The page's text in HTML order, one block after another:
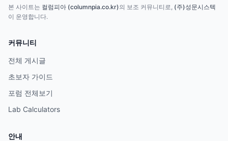
본 사이트는 컬럼피아 (columnpia.co.kr)의 보조 커뮤니티로, (주)성문시스텍
이 운영합니다.
커뮤니티
전체 게시글
초보자 가이드
포럼 전체보기
Lab Calculators
안내